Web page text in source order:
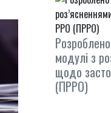
модулі з
щодо
(ПРРО)